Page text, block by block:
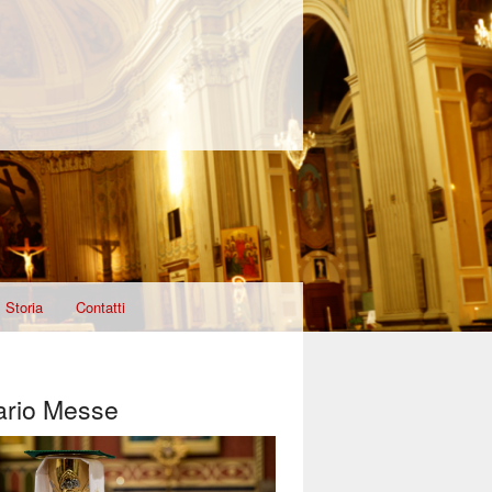
Storia Contatti
Messe